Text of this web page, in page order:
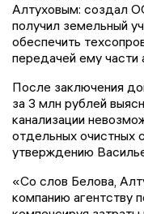
Алтуховым: создал
получил земельный
обеспечить
передачей ему части
После заключения
за 3 млн рублей
канализации
отдельных очистных
утверждению
«Со слов Белова,
компанию агентству